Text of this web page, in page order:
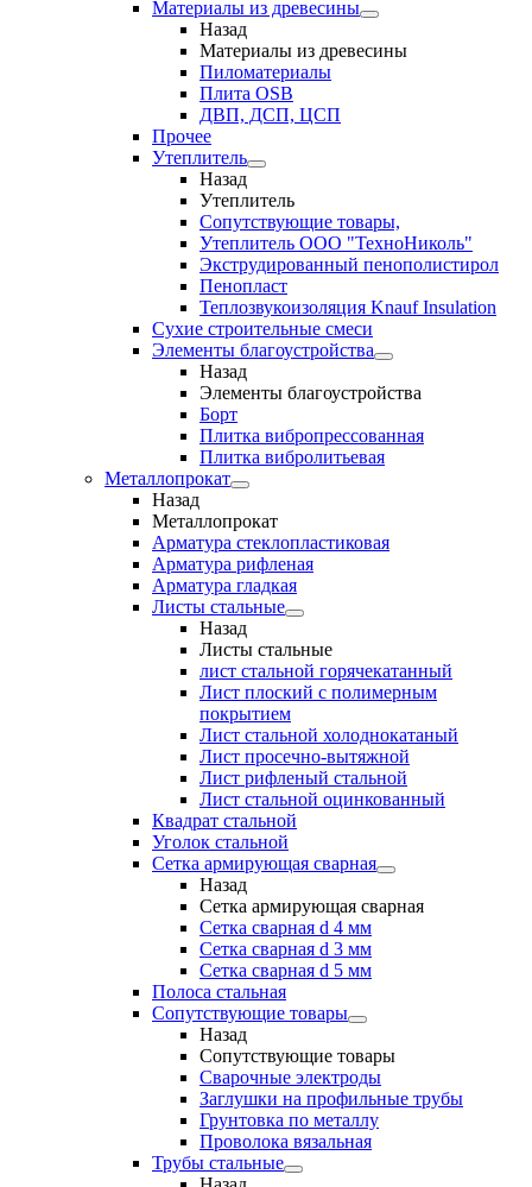
Материалы из древесины
Назад
Материалы из древесины
Пиломатериалы
Плита OSB
ДВП, ДСП, ЦСП
Прочее
Утеплитель
Назад
Утеплитель
Сопутствующие товары,
Утеплитель ООО "ТехноНиколь"
Экструдированный пенополистирол
Пенопласт
Теплозвукоизоляция Knauf Insulation
Сухие строительные смеси
Элементы благоустройства
Назад
Элементы благоустройства
Борт
Плитка вибропрессованная
Плитка вибролитьевая
Металлопрокат
Назад
Металлопрокат
Арматура стеклопластиковая
Арматура рифленая
Арматура гладкая
Листы стальные
Назад
Листы стальные
лист стальной горячекатанный
Лист плоский с полимерным
покрытием
Лист стальной холоднокатаный
Лист просечно-вытяжной
Лист рифленый стальной
Лист стальной оцинкованный
Квадрат стальной
Уголок стальной
Сетка армирующая сварная
Назад
Сетка армирующая сварная
Сетка сварная d 4 мм
Сетка сварная d 3 мм
Сетка сварная d 5 мм
Полоса стальная
Сопутствующие товары
Назад
Сопутствующие товары
Сварочные электроды
Заглушки на профильные трубы
Грунтовка по металлу
Проволока вязальная
Трубы стальные